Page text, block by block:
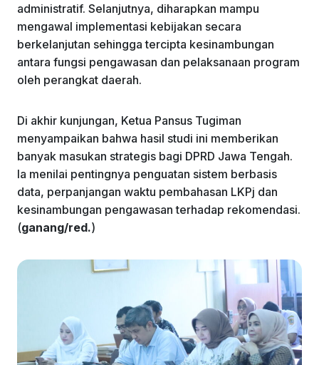
administratif. Selanjutnya, diharapkan mampu
mengawal implementasi kebijakan secara
berkelanjutan sehingga tercipta kesinambungan
antara fungsi pengawasan dan pelaksanaan program
oleh perangkat daerah.
Di akhir kunjungan, Ketua Pansus Tugiman
menyampaikan bahwa hasil studi ini memberikan
banyak masukan strategis bagi DPRD Jawa Tengah.
Ia menilai pentingnya penguatan sistem berbasis
data, perpanjangan waktu pembahasan LKPj dan
kesinambungan pengawasan terhadap rekomendasi.
(ganang/red.)